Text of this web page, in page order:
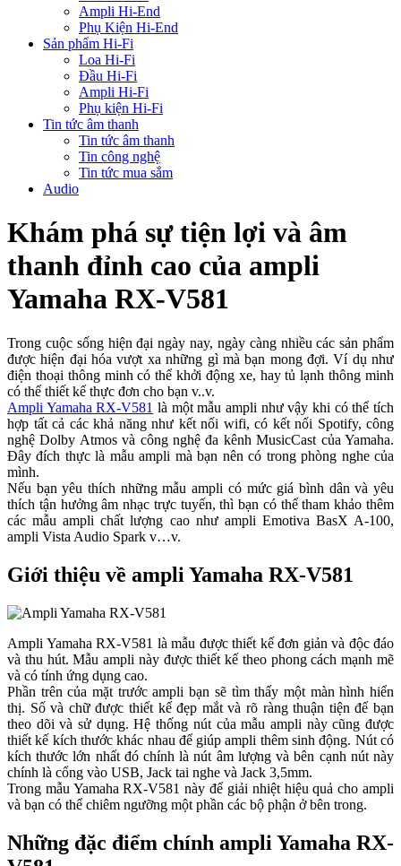
Ampli Hi-End
Phụ Kiện Hi-End
Sản phẩm Hi-Fi
Loa Hi-Fi
Đầu Hi-Fi
Ampli Hi-Fi
Phụ kiện Hi-Fi
Tin tức âm thanh
Tin tức âm thanh
Tin công nghệ
Tin tức mua sắm
Audio
Khám phá sự tiện lợi và âm
thanh đỉnh cao của ampli
Yamaha RX-V581
Trong cuộc sống hiện đại ngày nay, ngày càng nhiều các sản phẩm
được hiện đại hóa vượt xa những gì mà bạn mong đợi. Ví dụ như
điện thoại thông minh có thể khởi động xe, hay tủ lạnh thông minh
có thể thiết kế thực đơn cho bạn v..v.
Ampli Yamaha RX-V581 là một mẫu ampli như vậy khi có thể tích
hợp tất cả các khả năng như kết nối wifi, có kết nối Spotify, công
nghệ Dolby Atmos và công nghệ đa kênh MusicCast của Yamaha.
Đây đích thực là mẫu ampli mà bạn nên có trong phòng nghe của
mình.
Nếu bạn yêu thích những mẫu ampli có mức giá bình dân và yêu
thích tận hưởng âm nhạc trực tuyến, thì bạn có thể tham khảo thêm
các mẫu ampli chất lượng cao như ampli Emotiva BasX A-100,
ampli Vista Audio Spark v…v.
Giới thiệu về ampli Yamaha RX-V581
Ampli Yamaha RX-V581 là mẫu được thiết kế đơn giản và độc đáo
và thu hút. Mẫu ampli này được thiết kế theo phong cách mạnh mẽ
và có tính ứng dụng cao.
Phần trên của mặt trước ampli bạn sẽ tìm thấy một màn hình hiển
thị. Số và chữ được thiết kế đẹp mắt và rõ ràng thuận tiện để bạn
theo dõi và sử dụng. Hệ thống nút của mẫu ampli này cũng được
thiết kế kích thước khác nhau để giúp ampli thêm sinh động. Nút có
kích thước lớn nhất đó chính là nút âm lượng và bên cạnh nút này
chính là cổng vào USB, Jack tai nghe và Jack 3,5mm.
Trong mẫu Yamaha RX-V581 này để giải nhiệt hiệu quả cho ampli
và bạn có thể chiêm ngưỡng một phần các bộ phận ở bên trong.
Những đặc điểm chính ampli Yamaha RX-